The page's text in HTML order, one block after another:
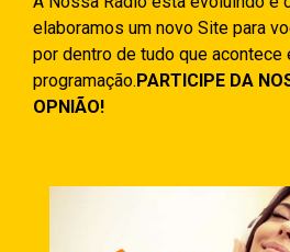
elaboramos um novo Site para
por dentro de tudo que acontece
programação. PARTICIPE DA
OPNIÃO!